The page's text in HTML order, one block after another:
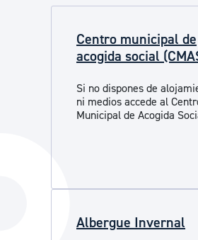
Participación
Deporte
La ciudad ahora
Centro municipal de
acogida social
Si no dispones de
ni medios accede al
Municipal de Acogida
Albergue Invernal